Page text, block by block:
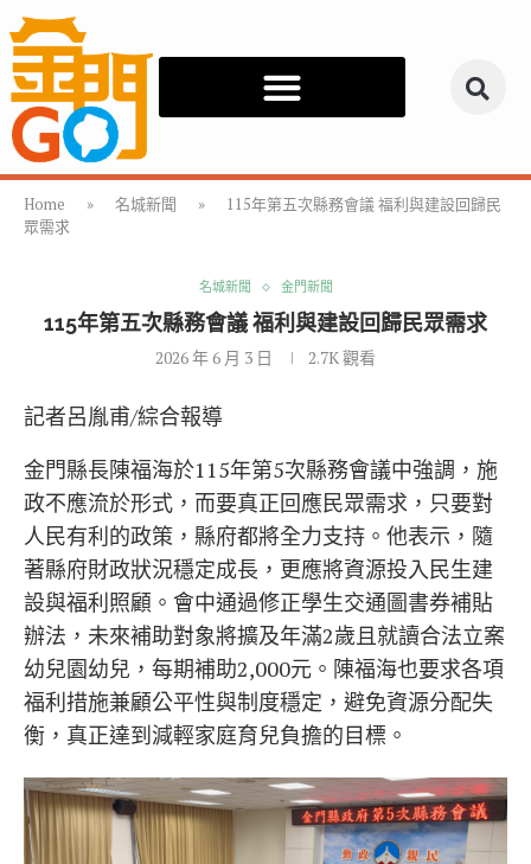
Home » 名城新聞 »
115年第五次縣務會議 福利與建設回歸民
眾需求
名城新聞 金門新聞
115年第五次縣務會議 福利與建設回歸民眾需求
2026 年 6 月 3 日 2.7K觀看
記者呂胤甫/綜合報導
金門縣長陳福海於115年第5次縣務會議中強調，施
政不應流於形式，而要真正回應民眾需求，只要對
人民有利的政策，縣府都將全力支持。他表示，隨
著縣府財政狀況穩定成長，更應將資源投入民生建
設與福利照顧。會中通過修正學生交通圖書券補貼
辦法，未來補助對象將擴及年滿2歲且就讀合法立案
幼兒園幼兒，每期補助2,000元。陳福海也要求各項
福利措施兼顧公平性與制度穩定，避免資源分配失
衡，真正達到減輕家庭育兒負擔的目標。